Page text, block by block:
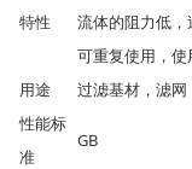
特性
流体的阻力低
可重复使用，
用途
过滤基材，滤
性能标
准
GB